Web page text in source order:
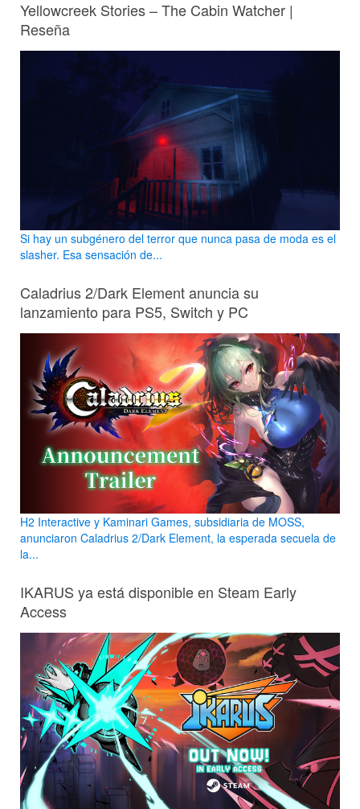
Yellowcreek Stories – The Cabin Watcher |
Reseña
Si hay un subgénero del terror que nunca pasa de moda es el
slasher. Esa sensación de...
Caladrius 2/Dark Element anuncia su
lanzamiento para PS5, Switch y PC
H2 Interactive y Kaminari Games, subsidiaria de MOSS,
anunciaron Caladrius 2/Dark Element, la esperada secuela de
la...
IKARUS ya está disponible en Steam Early
Access